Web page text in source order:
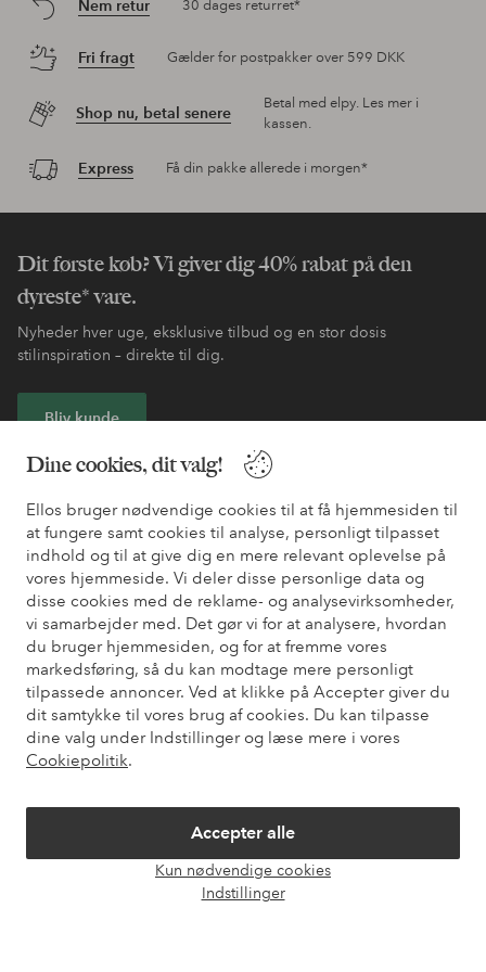
Dine cookies, dit valg!
Ellos bruger nødvendige cookies til at få hjemmesiden til
at fungere samt cookies til analyse, personligt tilpasset
indhold og til at give dig en mere relevant oplevelse på
vores hjemmeside. Vi deler disse personlige data og
disse cookies med de reklame- og analysevirksomheder,
vi samarbejder med. Det gør vi for at analysere, hvordan
du bruger hjemmesiden, og for at fremme vores
markedsføring, så du kan modtage mere personligt
tilpassede annoncer. Ved at klikke på Accepter giver du
dit samtykke til vores brug af cookies. Du kan tilpasse
dine valg under Indstillinger og læse mere i vores
Cookiepolitik.
Accepter alle
Kun nødvendige cookies
Indstillinger
Nem retur 30 dages returret*
Fri fragt Gælder for postpakker over 599 DKK
Shop nu, betal senere
Betal med elpy. Les mer i
kassen.
Express Få din pakke allerede i morgen*
Dit første køb? Vi giver dig 40% rabat på den
dyreste* vare.
Nyheder hver uge, eksklusive tilbud og en stor dosis
stilinspiration – direkte til dig.
Bliv kunde
* Se tilbudsbetingelser ved registrering
Har du brug for hjælp?
Du kan finde svar på de oftest stillede spørgsmål i vores FAQ.
Du kan også finde oplysninger om, hvordan du kontakter os.
Kundeservice Bestilling Betalingsmåde
Mine sider
Om Ellos